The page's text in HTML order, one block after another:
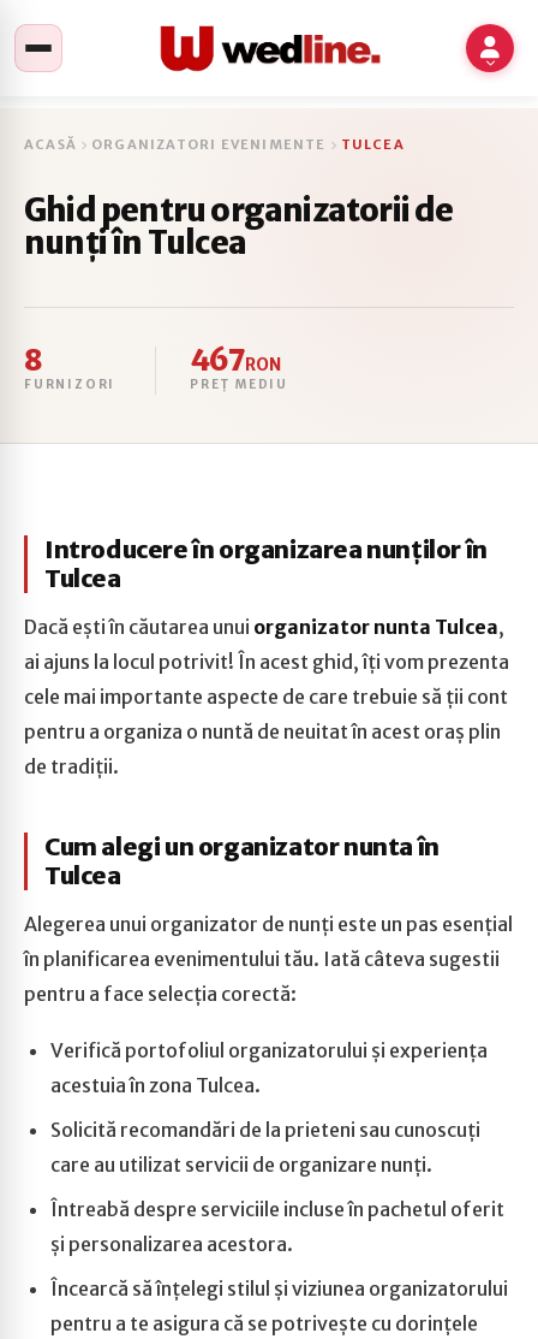
ACASĂ ORGANIZATORI EVENIMENTE TULCEA
Ghid pentru organizatorii de
nunți în Tulcea
8
FURNIZORI
467RON
PREȚ MEDIU
Introducere în organizarea nunților în
Tulcea
Dacă ești în căutarea unui organizator nunta Tulcea,
ai ajuns la locul potrivit! În acest ghid, îți vom prezenta
cele mai importante aspecte de care trebuie să ții cont
pentru a organiza o nuntă de neuitat în acest oraș plin
de tradiții.
Cum alegi un organizator nunta în
Tulcea
Alegerea unui organizator de nunți este un pas esențial
în planificarea evenimentului tău. Iată câteva sugestii
pentru a face selecția corectă:
Verifică portofoliul organizatorului și experiența
acestuia în zona Tulcea.
Solicită recomandări de la prieteni sau cunoscuți
care au utilizat servicii de organizare nunți.
Întreabă despre serviciile incluse în pachetul oferit
și personalizarea acestora.
Încearcă să înțelegi stilul și viziunea organizatorului
pentru a te asigura că se potrivește cu dorințele